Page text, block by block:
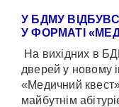
У БДМУ
У ФОРМАТІ
На вихідних в
дверей у новому
«Медичний
майбутнім